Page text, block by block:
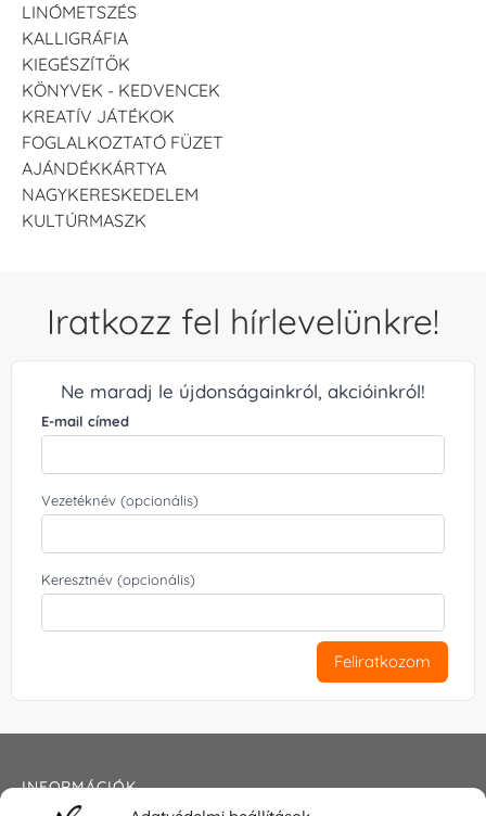
LINÓMETSZÉS
KALLIGRÁFIA
KIEGÉSZÍTŐK
KÖNYVEK - KEDVENCEK
KREATÍV JÁTÉKOK
FOGLALKOZTATÓ FÜZET
AJÁNDÉKKÁRTYA
NAGYKERESKEDELEM
KULTÚRMASZK
Iratkozz fel hírlevelünkre!
Ne maradj le újdonságainkról, akcióinkról!
E-mail címed
Vezetéknév (opcionális)
Keresztnév (opcionális)
Feliratkozom
INFORMÁCIÓK